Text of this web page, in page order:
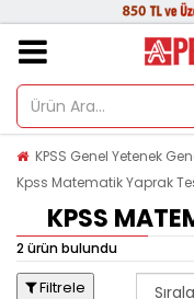
KPSS Genel Yetenek
Kpss Matematik Yaprak
KPSS
2 ürün bulundu
Filtrele